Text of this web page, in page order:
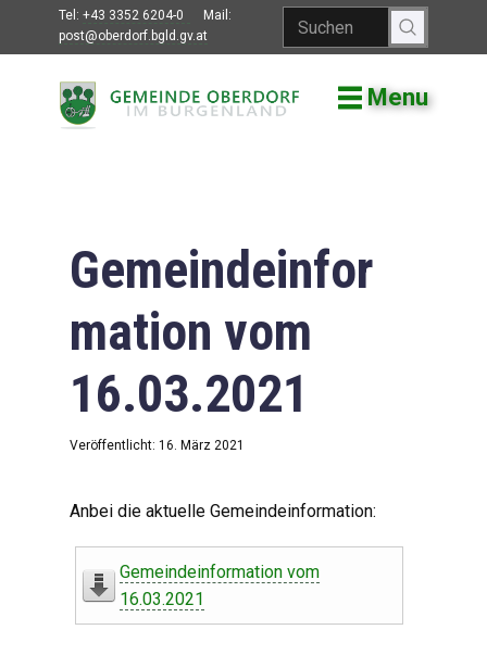
Tel: +43 3352 6204-0
Mail:
post@oberdorf.bgld.gv.at
Menu
Willkommen
Gemeindeamt
Gemeinderat
Bildung
Vereine
Leben in Oberdorf
Gemeindeinfor
mation vom
16.03.2021
Veröffentlicht: 16. März 2021
Anbei die aktuelle Gemeindeinformation:
Gemeindeinformation vom
16.03.2021